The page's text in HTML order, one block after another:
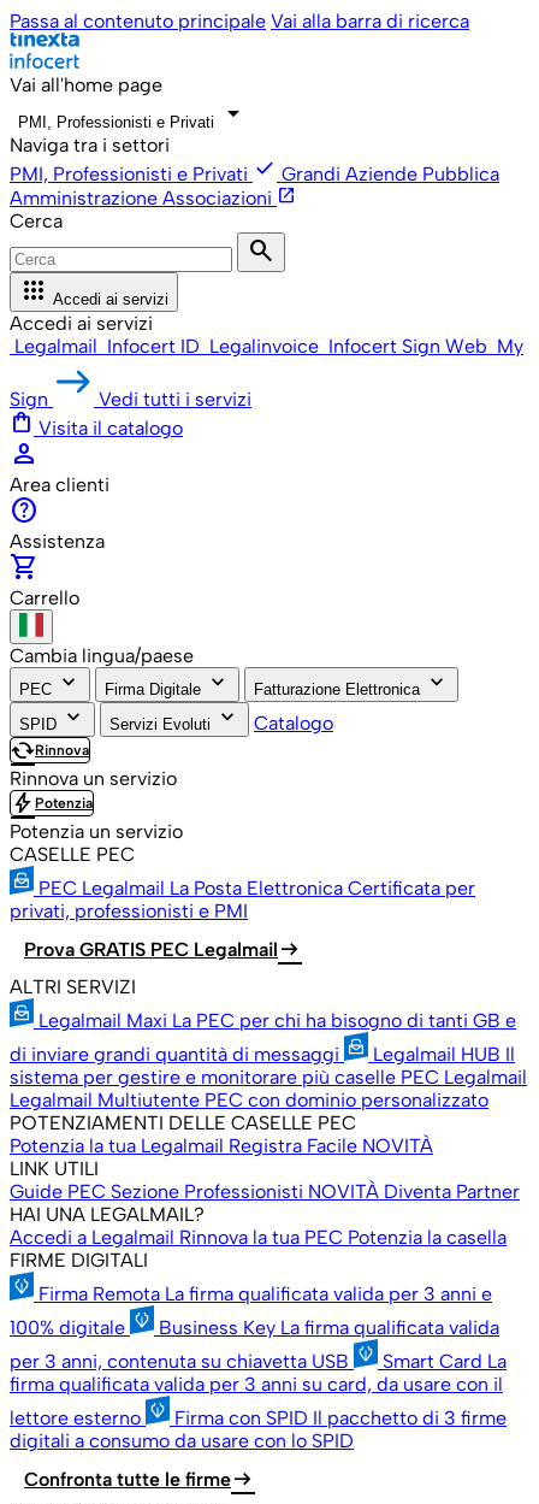
Passa al contenuto principale Vai alla barra di ricerca
Vai all'home page
PMI, Professionisti e Privati arrow_drop_down
Naviga tra i settori
PMI, Professionisti e Privati check Grandi Aziende Pubblica
Amministrazione Associazioni open_in_new
Cerca
search
apps Accedi ai servizi
Accedi ai servizi
Legalmail Infocert ID Legalinvoice Infocert Sign Web My
Sign Vedi tutti i servizi
shopping_bag Visita il catalogo
person
Area clienti
help
Assistenza
shopping_cart
Carrello
Cambia lingua/paese
PEC keyboard_arrow_down Firma Digitale keyboard_arrow_down Fatturazione Elettronica keyboard_arrow_down
SPID keyboard_arrow_down Servizi Evoluti keyboard_arrow_down Catalogo
cachedRinnova
Rinnova un servizio
bolt Potenzia
Potenzia un servizio
CASELLE PEC
PEC Legalmail La Posta Elettronica Certificata per
privati, professionisti e PMI
Prova GRATIS PEC Legalmail arrow_right_alt
ALTRI SERVIZI
Legalmail Maxi La PEC per chi ha bisogno di tanti GB e
di inviare grandi quantità di messaggi
Legalmail HUB Il
sistema per gestire e monitorare più caselle PEC Legalmail
Legalmail Multiutente PEC con dominio personalizzato
POTENZIAMENTI DELLE CASELLE PEC
Potenzia la tua Legalmail Registra Facile NOVITÀ
LINK UTILI
Guide PEC Sezione Professionisti NOVITÀ Diventa Partner
HAI UNA LEGALMAIL?
Accedi a Legalmail Rinnova la tua PEC Potenzia la casella
FIRME DIGITALI
Firma Remota La firma qualificata valida per 3 anni e
100% digitale
Business Key La firma qualificata valida
per 3 anni, contenuta su chiavetta USB
Smart Card La
firma qualificata valida per 3 anni su card, da usare con il
lettore esterno
Firma con SPID Il pacchetto di 3 firme
digitali a consumo da usare con lo SPID
Confronta tutte le firmearrow_right_alt